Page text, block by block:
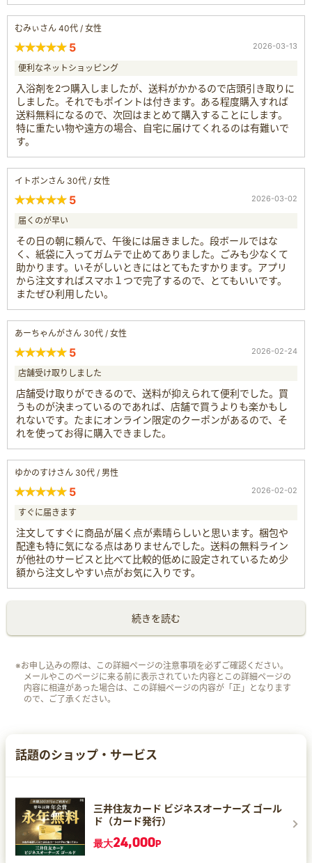
むみぃさん 40代 / 女性
5 2026-03-13
便利なネットショッピング
入浴剤を2つ購入しましたが、送料がかかるので店頭引き取りに
しました。それでもポイントは付きます。ある程度購入すれば
送料無料になるので、次回はまとめて購入することにします。
特に重たい物や遠方の場合、自宅に届けてくれるのは有難いで
す。
イトボンさん 30代 / 女性
5 2026-03-02
届くのが早い
その日の朝に頼んで、午後には届きました。段ボールではな
く、紙袋に入ってガムテで止めてありました。ごみも少なくて
助かります。いそがしいときにはとてもたすかります。アプリ
から注文すればスマホ１つで完了するので、とてもいいです。
またぜひ利用したい。
あーちゃんがさん 30代 / 女性
5 2026-02-24
店舗受け取りしました
店舗受け取りができるので、送料が抑えられて便利でした。買
うものが決まっているのであれば、店舗で買うよりも楽かもし
れないです。たまにオンライン限定のクーポンがあるので、そ
れを使ってお得に購入できました。
ゆかのすけさん 30代 / 男性
5 2026-02-02
すぐに届きます
注文してすぐに商品が届く点が素晴らしいと思います。梱包や
配達も特に気になる点はありませんでした。送料の無料ライン
が他社のサービスと比べて比較的低めに設定されているため少
額から注文しやすい点がお気に入りです。
続きを読む
※お申し込みの際は、この詳細ページの注意事項を必ずご確認ください。
メールやこのページに来る前に表示されていた内容とこの詳細ページの
内容に相違があった場合は、この詳細ページの内容が「正」となります
ので、ご了承ください。
話題のショップ・サービス
三井住友カード ビジネスオーナーズ ゴール
ド（カード発行）
最大24,000P